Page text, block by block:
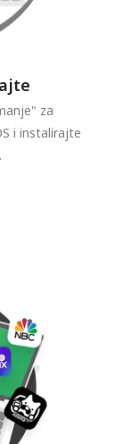
za
i instalirajte